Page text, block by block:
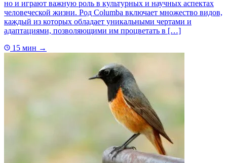
но и играют важную роль в культурных и научных аспектах
человеческой жизни. Род Columba включает множество видов,
каждый из которых обладает уникальными чертами и
адаптациями, позволяющими им процветать в […]
15 мин →